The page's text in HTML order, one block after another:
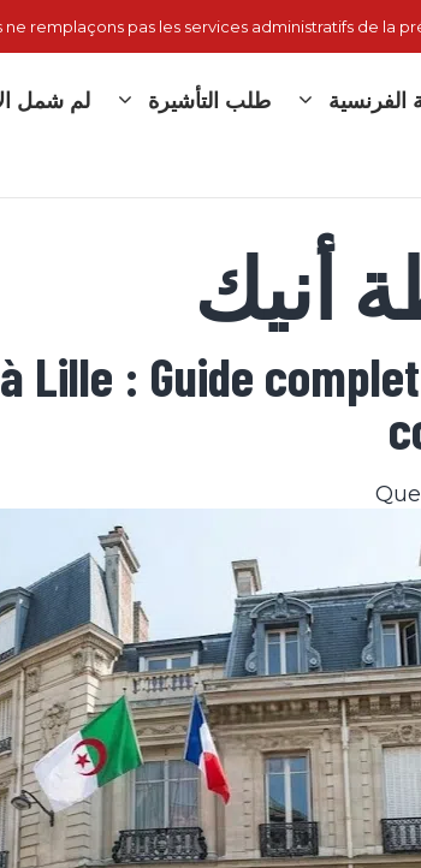
remplaçons pas les services administratifs de la
الفرنسية طلب التأشيرة لم شمل
Lille : Guide